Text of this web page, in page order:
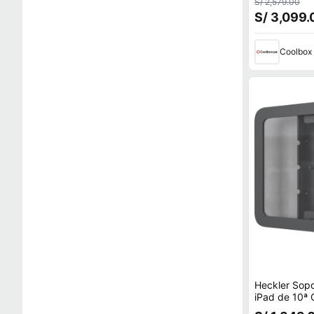
S/
Coolbox
Heckler
iPad de 10ª
Curvado,